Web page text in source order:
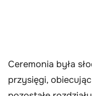
Ceremonia była
przysięgi,